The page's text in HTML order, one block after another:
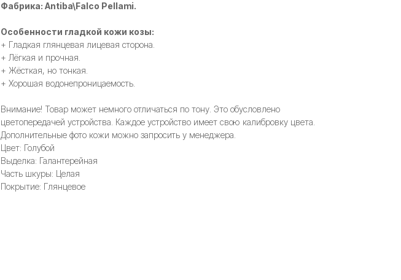
Фабрика: Antiba\Falco Pellami.
Особенности гладкой кожи козы:
+ Гладкая глянцевая лицевая сторона.
+ Лёгкая и прочная.
+ Жёсткая, но тонкая.
+ Хорошая водонепроницаемость.
Внимание! Товар может немного отличаться по тону. Это обусловлено
цветопередачей устройства. Каждое устройство имеет свою калибровку цвета.
Дополнительные фото кожи можно запросить у менеджера.
Цвет: Голубой
Выделка: Галантерейная
Часть шкуры: Целая
Покрытие: Глянцевое